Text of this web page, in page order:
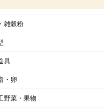
雑穀粉
具
・卵
野菜・果物